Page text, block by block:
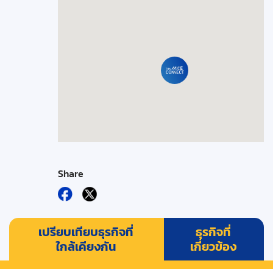
Share
เปรียบเทียบธุรกิจที่
ใกล้เคียงกัน
ธุรกิจที่
เกี่ยวข้อง